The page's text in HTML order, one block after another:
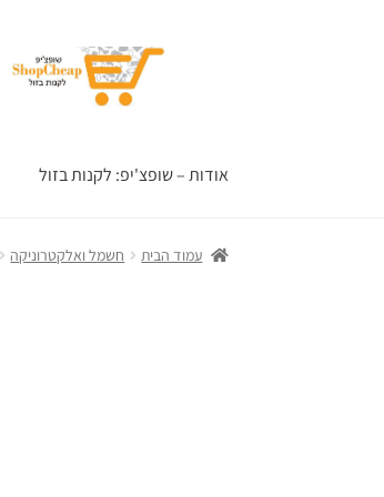
אודות – שופצ'יפ: לקנות בזול
עמוד הבית חשמל ואלקטרוניקה